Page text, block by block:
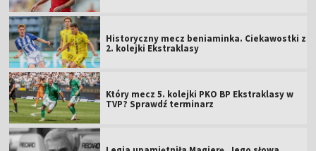
Historyczny mecz beniaminka. Ciekawostki z
2. kolejki Ekstraklasy
Który mecz 5. kolejki PKO BP Ekstraklasy w
TVP? Sprawdź terminarz